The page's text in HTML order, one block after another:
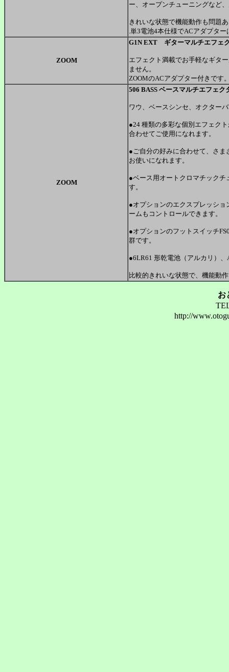
ー、オープンチューニングなど
きれいな状態で機能動作も問題
.単3電池4本仕様でACアダプタ
ZOOM
G1N EXT ギターマルチエフェ
エフェクト満載でお手軽なギタ
ません。
ZOOMのACアダプター付きです
ZOOM
506 BASS ベースマルチエフェク
ワウ、ベースシンセ、オクター
●24 種類の多彩な個別エフェク
合わせてご使用になれます。
●ご自分の好みに合わせて、さ
お使いになれます。
●ベース用オートクロマチック
す。
●オプションのエクスプレッショ
ームもコントロールできます。
●オプションのフットスイッチ
群です。
●6LR61 形乾電池（アルカリ）
比較的きれいな状態で、機能動
お
http://